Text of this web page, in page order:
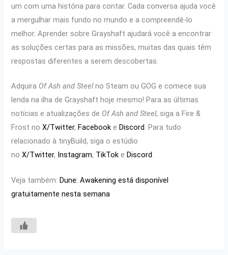
um com uma história para contar. Cada conversa ajuda você
a mergulhar mais fundo no mundo e a compreendê-lo
melhor. Aprender sobre Grayshaft ajudará você a encontrar
as soluções certas para as missões, muitas das quais têm
respostas diferentes a serem descobertas.
Adquira Of Ash and Steelno Steam ou GOG e comece sua
lenda na ilha de Grayshaft hoje mesmo! Para as últimas
notícias e atualizações de Of Ash and Steel, siga a Fire &
Frost noX/Twitter,Facebook eDiscord . Para tudo
relacionado à tinyBuild, siga o estúdio
noX/Twitter, Instagram, TikTok eDiscord
Veja também:Dune: Awakening está disponível
gratuitamente nesta semana